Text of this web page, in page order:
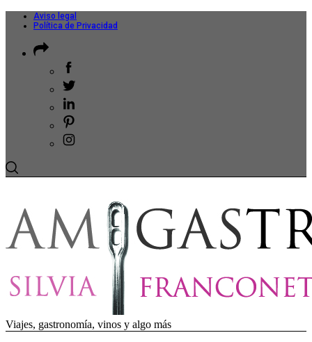
Aviso legal
Política de Privacidad
Viajes, gastronomía, vinos y algo más